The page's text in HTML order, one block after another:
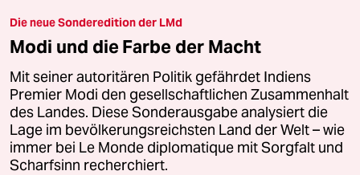
Die neue Sonderedition der LMd
Modi und die Farbe der Macht
Mit seiner autoritären Politik gefährdet Indiens
Premier Modi den gesellschaftlichen Zusammenhalt
des Landes. Diese Sonderausgabe analysiert die
Lage im bevölkerungsreichsten Land der Welt – wie
immer bei Le Monde diplomatique mit Sorgfalt und
Scharfsinn recherchiert.